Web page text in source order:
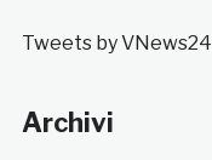
Tweets by VNews24
Archivi